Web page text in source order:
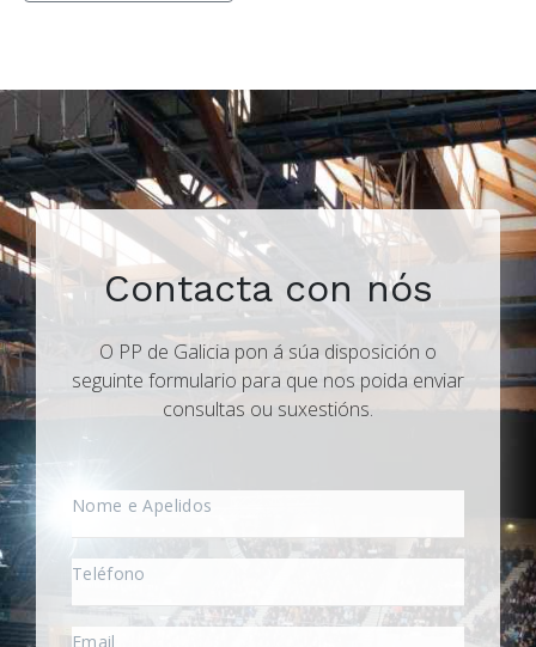
Contacta con nós
O PP de Galicia pon á súa disposición o
seguinte formulario para que nos poida enviar
consultas ou suxestións.